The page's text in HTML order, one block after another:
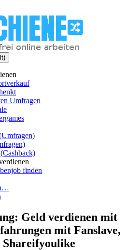
Umfragen
finden
Geld verdienen mit
mit Fanslave,